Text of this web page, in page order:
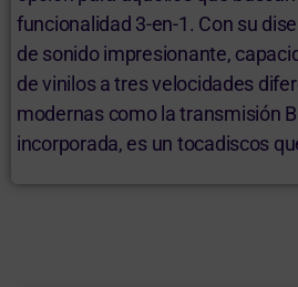
funcionalidad 3-en-1. Con su
de sonido impresionante,
de vinilos a tres velocidades
modernas como la transmisión
incorporada, es un tocadiscos